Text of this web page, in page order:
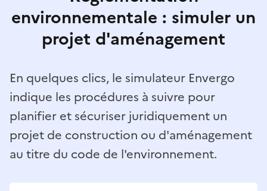
environnementale : simuler un
projet d'aménagement
En quelques clics, le simulateur Envergo
indique les procédures à suivre pour
planifier et sécuriser juridiquement un
projet de construction ou d'aménagement
au titre du code de l'environnement.